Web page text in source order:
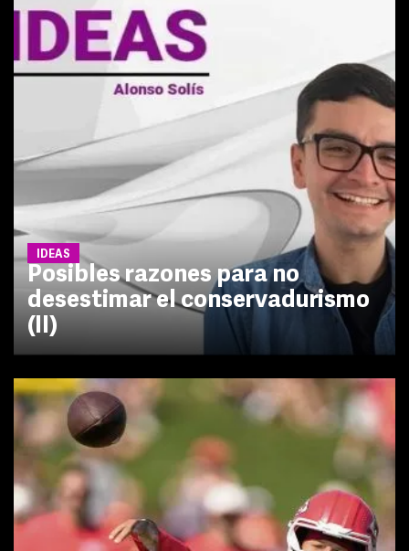
IDEAS
Posibles razones para no
desestimar el conservadurismo
(II)